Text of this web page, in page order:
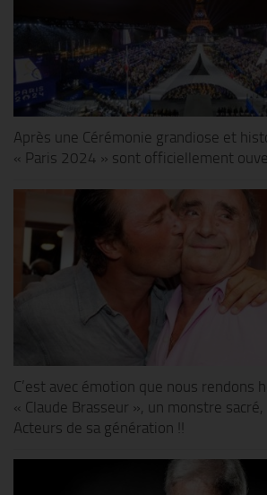
Après une Cérémonie grandiose et
« Paris 2024 » sont officiellement
C’est avec émotion que nous rendons
« Claude Brasseur », un monstre
Acteurs de sa génération !!